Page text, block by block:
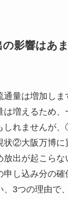
の影響はあ
通量は増加し
は増えるため、
しれませんが
状②大阪万博に
放出が起こら
申し込み分の確
、3つの理由で